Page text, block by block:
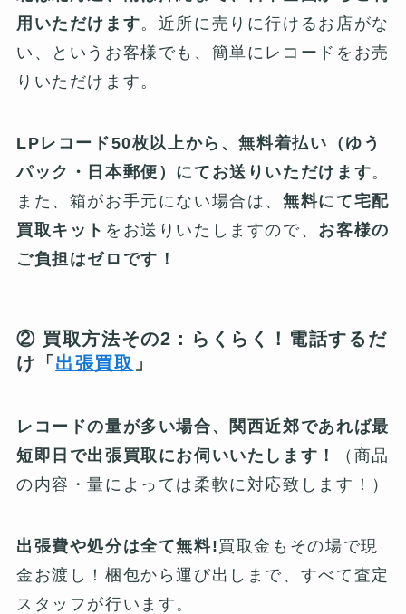
用いただけます。近所に売りに行けるお店がな
い、というお客様でも、簡単にレコードをお売
りいただけます。
LPレコード50枚以上から、無料着払い（ゆう
パック・日本郵便）にてお送りいただけます。
また、箱がお手元にない場合は、無料にて宅配
買取キット をお送りいたしますので、 お客様の
ご負担はゼロです！
② 買取方法その2：らくらく！電話するだ
け「 出張買取 」
レコードの量が多い場合、関西近郊であれば最
短即日で出張買取にお伺いいたします！
（商品
の内容・量によっては柔軟に対応致します！）
出張費や処分は全て無料!買取金もその場で現
金お渡し！梱包から運び出しまで、すべて査定
スタッフが行います。